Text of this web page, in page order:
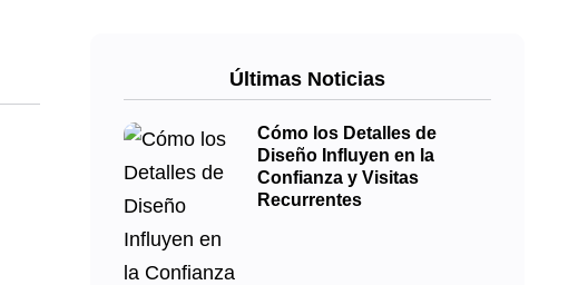
Últimas Noticias
Cómo los Detalles de
Diseño Influyen en la
Confianza y Visitas
Recurrentes